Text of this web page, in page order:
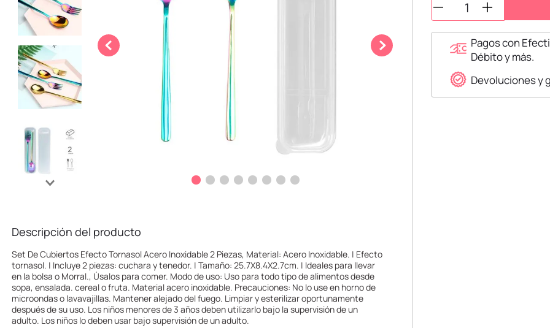
Descripción del producto
Set De Cubiertos Efecto Tornasol Acero Inoxidable 2 Piezas, Material: Acero Inoxidable. | Efecto
tornasol. | Incluye 2 piezas: cuchara y tenedor. | Tamaño: 25.7X8.4X2.7cm. | Ideales para llevar
en la bolsa o Morral., Úsalos para comer. Modo de uso: Uso para todo tipo de alimentos desde
sopa, ensalada. cereal o fruta. Material acero inoxidable. Precauciones: No lo use en horno de
microondas o lavavajillas. Mantener alejado del fuego. Limpiar y esterilizar oportunamente
después de su uso. Los niños menores de 3 años deben utilizarlo bajo la supervisión de un
adulto. Los niños lo deben usar bajo supervisión de un adulto.
Pagos con
Débito y más.
Devoluciones y
9.
llaveros
.